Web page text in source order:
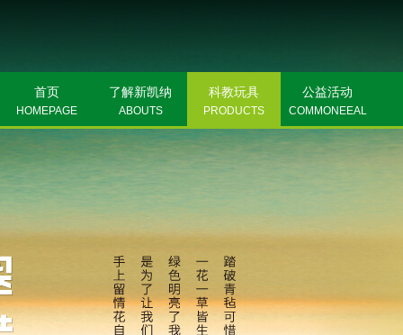
首页
HOMEPAGE
了解新凯纳
ABOUTS
科教玩具
PRODUCTS
公益活动
COMMONEEAL